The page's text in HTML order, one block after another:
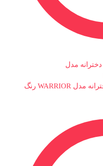
کفش و کتانی ونس راحتی زنانه و دخترانه مدل WARRIOR رنگ